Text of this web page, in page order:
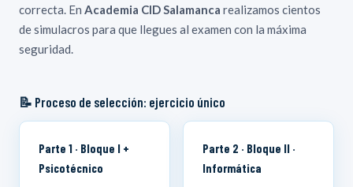
Autónomas. La Administración local: provincia, municipio
e isla.
Europeo, Parlamento, Comisión y Tribunal de Justicia.
11. Leyes del Procedimiento Administrativo Común y del
12. La protección de datos personales: principios,
funciones y utilidades.
Bases de datos: Access 2019. Tablas, consultas,
formularios e informes.
Correo electrónico: Outlook 2019. Enviar, recibir y
organizar mensajes.
correcta. En Academia CID Salamanca realizamos cientos
de simulacros para que llegues al examen con la máxima
seguridad.
📝 Proceso de selección: ejercicio único
Parte 1 · Bloque I +
Psicotécnico
Parte 2 · Bloque II ·
Informática